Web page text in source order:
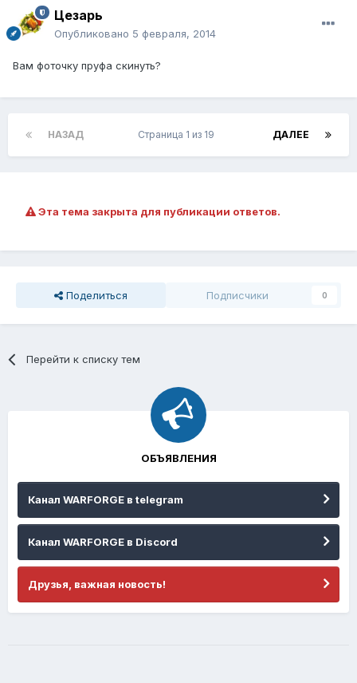
Цезарь
Опубликовано 5 февраля, 2014
Вам фоточку пруфа скинуть?
НАЗАД ДАЛЕЕ
Страница 1 из 19
Эта тема закрыта для публикации ответов.
Поделиться Подписчики 0
Перейти к списку тем
ОБЪЯВЛЕНИЯ
Канал WARFORGE в telegram
Канал WARFORGE в Discord
Друзья, важная новость!